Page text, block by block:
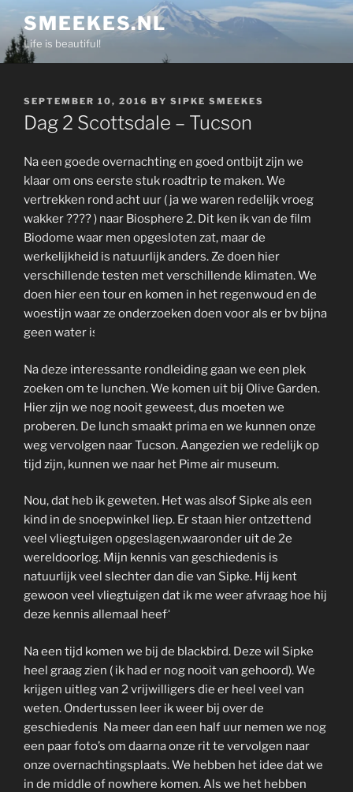
content
SMEEKES.NL
Life is beautiful!
POSTED
ON
SEPTEMBER 10, 2016 BY SIPKE SMEEKES
Dag 2 Scottsdale – Tucson
Na een goede overnachting en goed ontbijt zijn we
klaar om ons eerste stuk roadtrip te maken. We
vertrekken rond acht uur ( ja we waren redelijk vroeg
wakker ???? ) naar Biosphere 2. Dit ken ik van de film
Biodome waar men opgesloten zat, maar de
werkelijkheid is natuurlijk anders. Ze doen hier
verschillende testen met verschillende klimaten. We
doen hier een tour en komen in het regenwoud en de
woestijn waar ze onderzoeken doen voor als er bv bijna
geen water is.
Na deze interessante rondleiding gaan we een plek
zoeken om te lunchen. We komen uit bij Olive Garden.
Hier zijn we nog nooit geweest, dus moeten we
proberen. De lunch smaakt prima en we kunnen onze
weg vervolgen naar Tucson. Aangezien we redelijk op
tijd zijn, kunnen we naar het Pime air museum.
Nou, dat heb ik geweten. Het was alsof Sipke als een
kind in de snoepwinkel liep. Er staan hier ontzettend
veel vliegtuigen opgeslagen,waaronder uit de 2e
wereldoorlog. Mijn kennis van geschiedenis is
natuurlijk veel slechter dan die van Sipke. Hij kent
gewoon veel vliegtuigen dat ik me weer afvraag hoe hij
deze kennis allemaal heeft.
Na een tijd komen we bij de blackbird. Deze wil Sipke
heel graag zien ( ik had er nog nooit van gehoord). We
krijgen uitleg van 2 vrijwilligers die er heel veel van
weten. Ondertussen leer ik weer bij over de
geschiedenis. Na meer dan een half uur nemen we nog
een paar foto’s om daarna onze rit te vervolgen naar
onze overnachtingsplaats. We hebben het idee dat we
in de middle of nowhere komen. Als we het hebben